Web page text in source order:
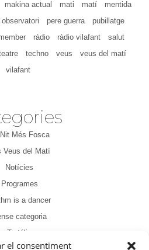
el consentiment
makina actual mati matí
mentida
observatori pere guerra
pubillatge
ràdio ràdio vilafant
salut
techno veus
veus del matí
vilafant
Més Fosca
Veus del Matí
Notícies
Programes
is a dancer
categoria
Tertúlia